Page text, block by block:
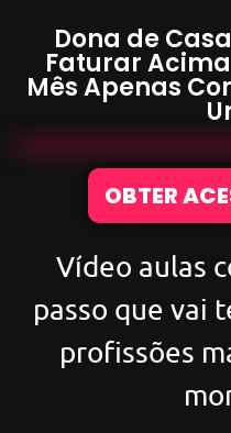
Dona de
Faturar
Mês Apenas
OBTER
Vídeo aulas
passo que vai
profissões